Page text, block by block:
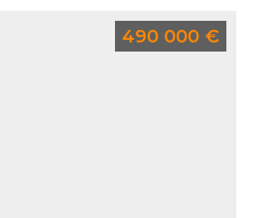
490 000 €